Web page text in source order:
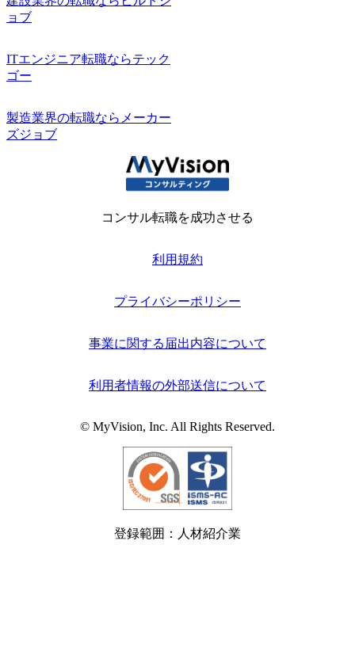
ョブ
ITエンジニア転職ならテック
ゴー
製造業界の転職ならメーカー
ズジョブ
コンサル転職を成功させる
利用規約
プライバシーポリシー
事業に関する届出内容について
利用者情報の外部送信について
© MyVision, Inc. All Rights Reserved.
登録範囲：人材紹介業